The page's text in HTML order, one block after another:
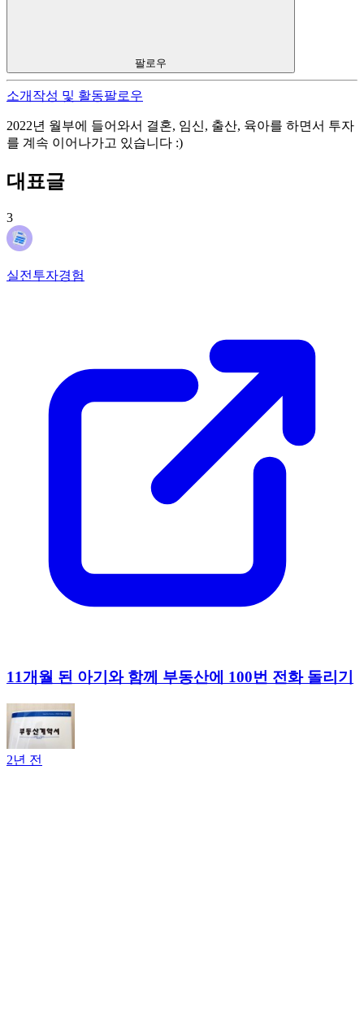
팔로우
소개 작성 및 활동팔로우
2022년 월부에 들어와서 결혼, 임신, 출산, 육아를 하면서 투자
를 계속 이어나가고 있습니다 :)
대표글
3
실전투자경험
11개월 된 아기와 함께 부동산에 100번 전화 돌리기
2년 전